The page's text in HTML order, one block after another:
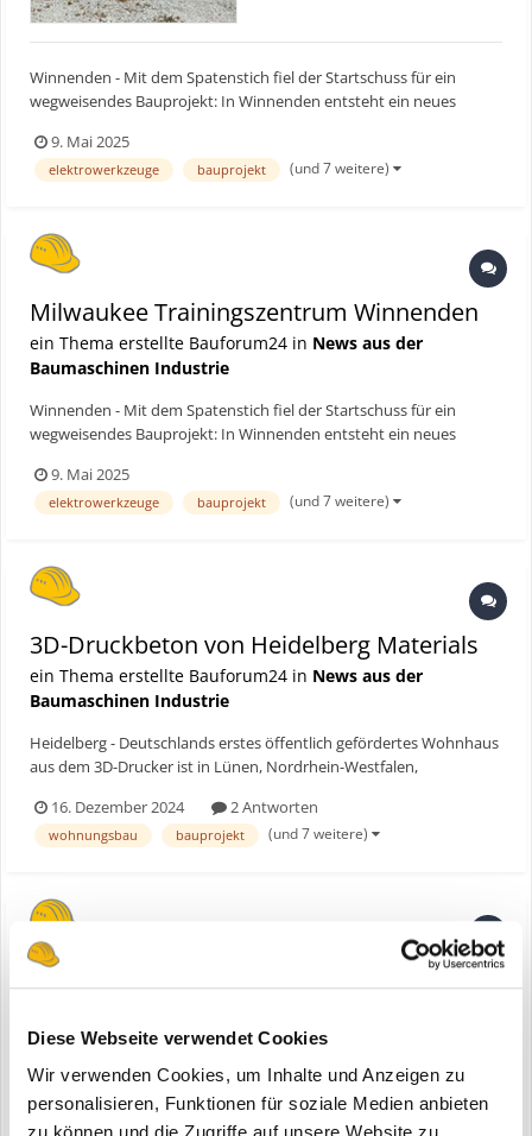
Diese Webseite verwendet Cookies
Wir verwenden Cookies, um Inhalte und Anzeigen zu
personalisieren, Funktionen für soziale Medien anbieten
Winnenden - Mit dem Spatenstich fiel der Startschuss für ein
wegweisendes Bauprojekt: In Winnenden entsteht ein neues
führenden Solution Provider für Elektrowerkzeuge,
Handwerkzeuge, Zubehör, Aufbewahrungslösungen und
9. Mai 2025
elektrowerkzeuge bauprojekt (und 7 weitere)
Milwaukee Trainingszentrum Winnenden
ein Thema erstellte Bauforum24 in News aus der
Baumaschinen Industrie
Winnenden - Mit dem Spatenstich fiel der Startschuss für ein
wegweisendes Bauprojekt: In Winnenden entsteht ein neues
führenden Solution Provider für Elektrowerkzeuge,
Handwerkzeuge, Zubehör, Aufbewahrungslösungen und
9. Mai 2025
elektrowerkzeuge bauprojekt (und 7 weitere)
3D-Druckbeton von Heidelberg Materials
ein Thema erstellte Bauforum24 in News aus der
Baumaschinen Industrie
Heidelberg - Deutschlands erstes öffentlich gefördertes Wohnhaus
aus dem 3D-Drucker ist in Lünen, Nordrhein-Westfalen,
Maßstäbe im Wohnungsbau und kombiniert modernste 3D-
Drucktechnologie mit nachhaltigen Baumaterialien von Heidelberg
16. Dezember 2024 2 Antworten
wohnungsbau bauprojekt (und 7 weitere)
3D-Druckbeton von Heidelberg Materials
Heidelberg Materials